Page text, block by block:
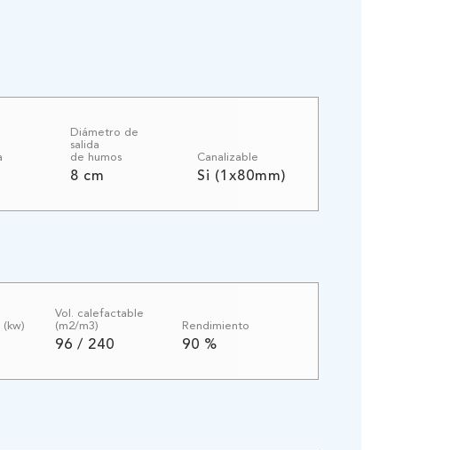
Diámetro de
salida
de humos
8 cm
Canalizable
Si (1x80mm)
(kw)
Vol. calefactable
(m2/m3)
96 / 240
Rendimiento
90 %